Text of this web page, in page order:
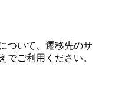
ついて、遷移先のサ
でご利用ください。